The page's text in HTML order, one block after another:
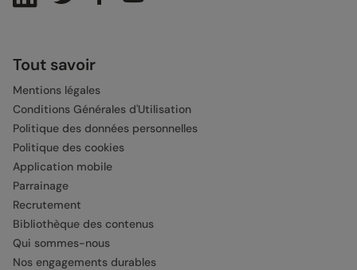
Tout savoir
Mentions légales
Conditions Générales d'Utilisation
Politique des données personnelles
Politique des cookies
Application mobile
Parrainage
Recrutement
Bibliothèque des contenus
Qui sommes-nous
Nos engagements durables